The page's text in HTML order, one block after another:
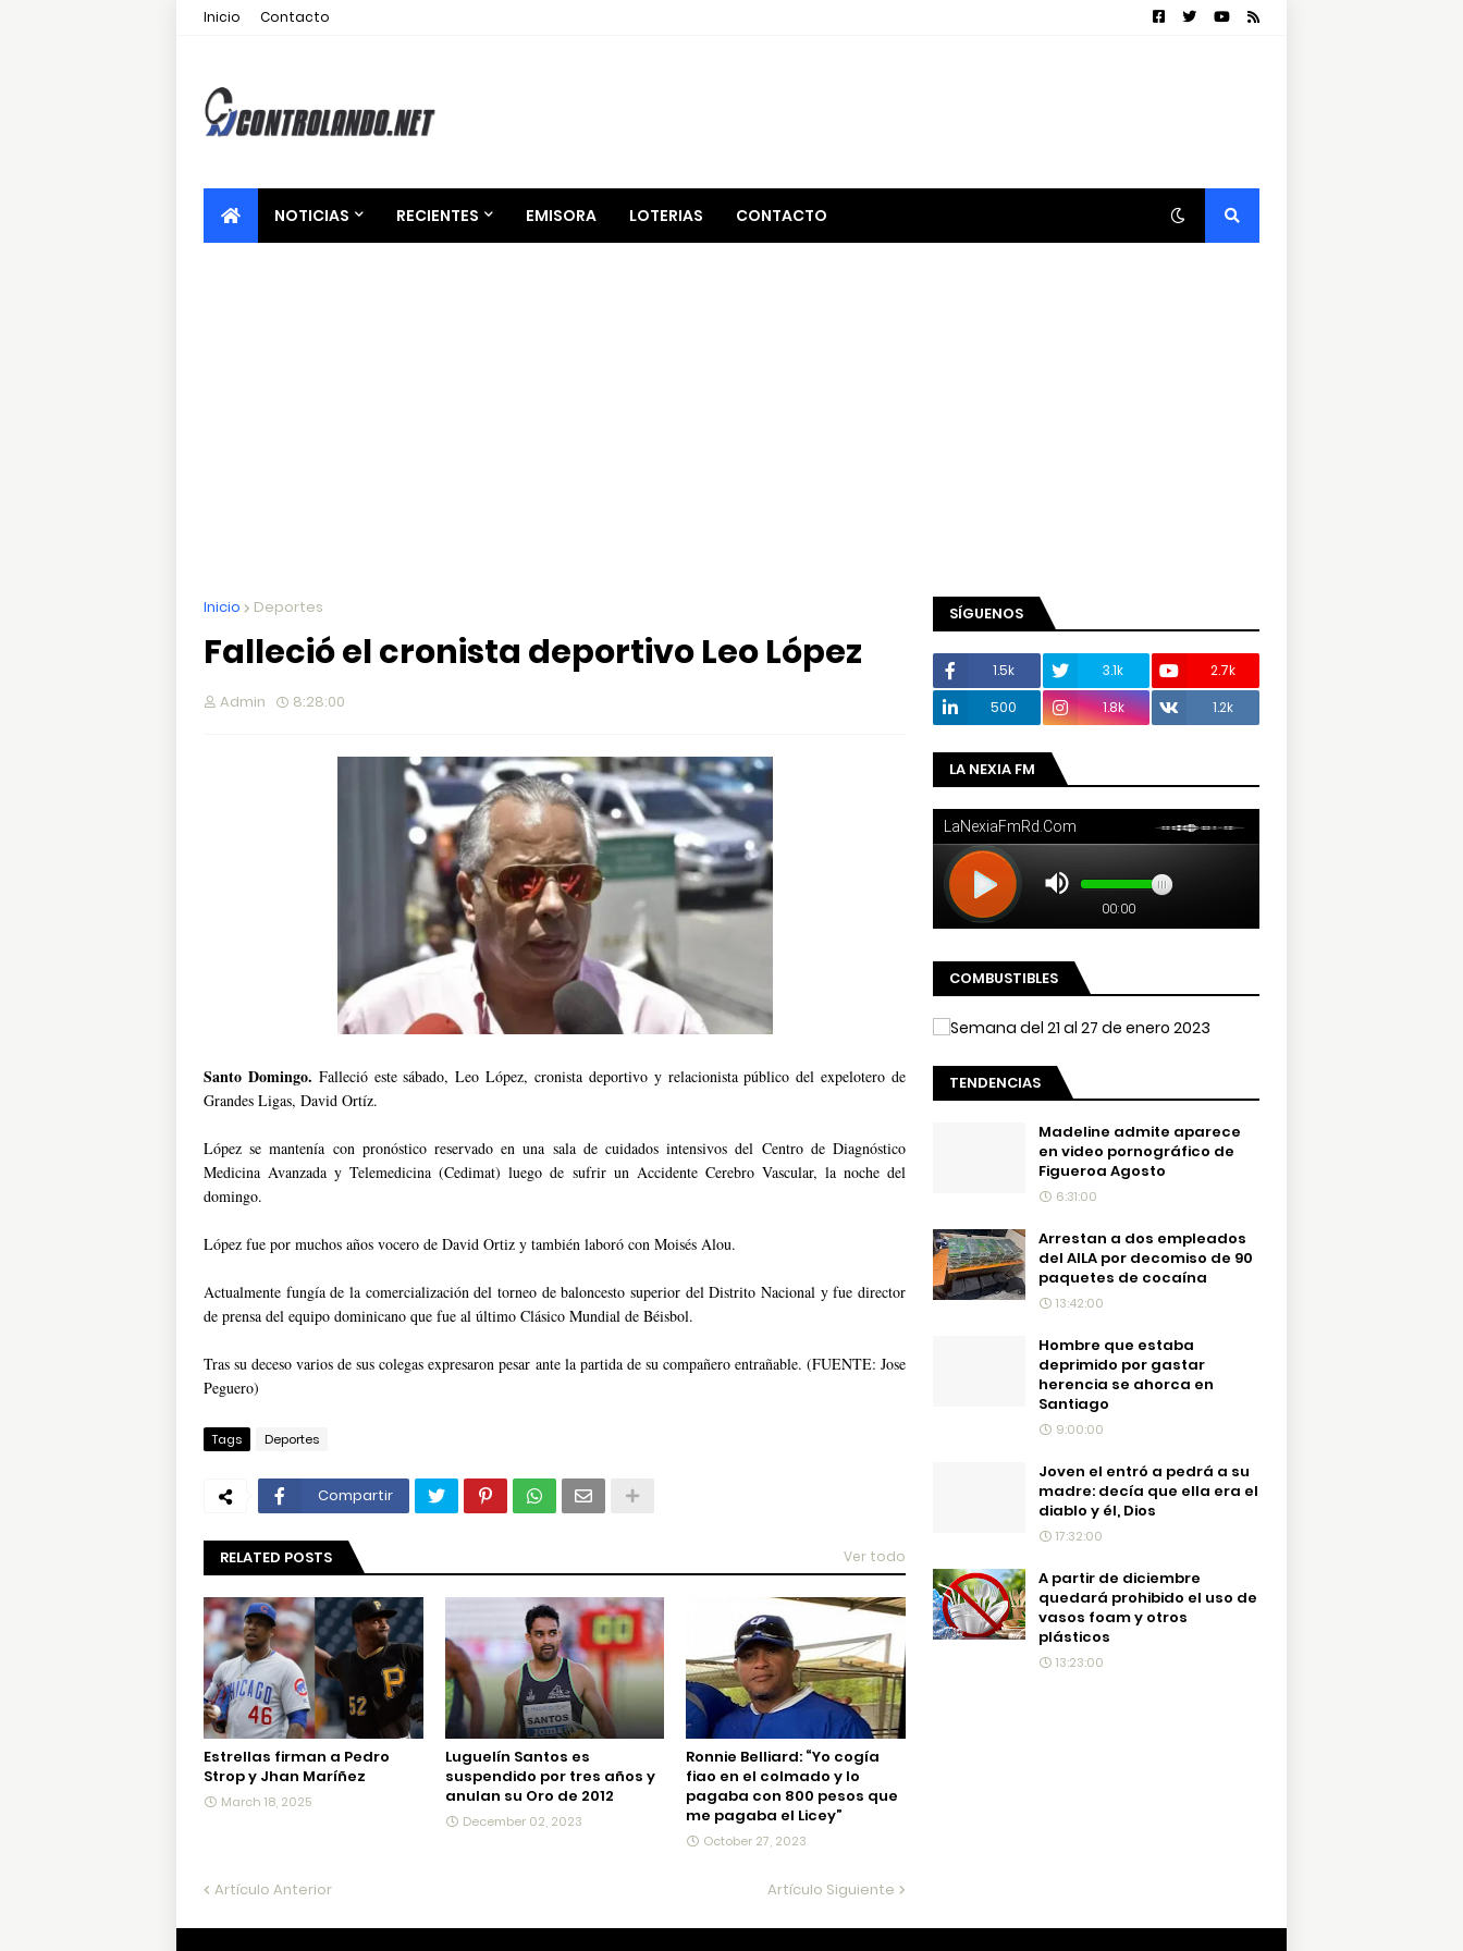
Inicio Contacto
NOTICIAS RECIENTES EMISORA LOTERIAS CONTACTO
Inicio Deportes
Falleció el cronista deportivo Leo López
Admin 8:28:00
Santo Domingo. Falleció este sábado, Leo López, cronista deportivo y relacionista público del expelotero de
Grandes Ligas, David Ortíz.
López se mantenía con pronóstico reservado en una sala de cuidados intensivos del Centro de Diagnóstico
Medicina Avanzada y Telemedicina (Cedimat) luego de sufrir un Accidente Cerebro Vascular, la noche del
domingo.
López fue por muchos años vocero de David Ortiz y también laboró con Moisés Alou.
Actualmente fungía de la comercialización del torneo de baloncesto superior del Distrito Nacional y fue director
de prensa del equipo dominicano que fue al último Clásico Mundial de Béisbol.
Tras su deceso varios de sus colegas expresaron pesar ante la partida de su compañero entrañable. (FUENTE: Jose
Peguero)
Tags Deportes
Compartir
RELATED POSTS Ver todo
Estrellas firman a Pedro
Strop y Jhan Maríñez
March 18, 2025
Luguelín Santos es
suspendido por tres años y
anulan su Oro de 2012
December 02, 2023
Ronnie Belliard: “Yo cogía
fiao en el colmado y lo
pagaba con 800 pesos que
me pagaba el Licey”
October 27, 2023
Artículo Anterior Artículo Siguiente
SÍGUENOS
1.5k 3.1k
2.7k
500
1.8k 1.2k
LA NEXIA FM
COMBUSTIBLES
TENDENCIAS
Madeline admite aparece
en video pornográfico de
Figueroa Agosto
6:31:00
Arrestan a dos empleados
del AILA por decomiso de 90
paquetes de cocaína
13:42:00
Hombre que estaba
deprimido por gastar
herencia se ahorca en
Santiago
9:00:00
Joven el entró a pedrá a su
madre: decía que ella era el
diablo y él, Dios
17:32:00
A partir de diciembre
quedará prohibido el uso de
vasos foam y otros
plásticos
13:23:00